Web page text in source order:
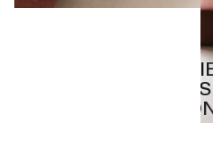
WITH
WITH